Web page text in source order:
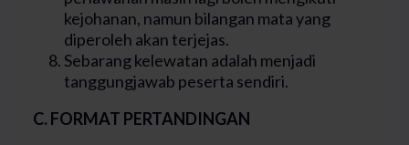
kejohanan, namun bilangan mata yang
diperoleh akan terjejas.
Sebarang kelewatan adalah menjadi
tanggungjawab peserta sendiri.
C. FORMAT PERTANDINGAN